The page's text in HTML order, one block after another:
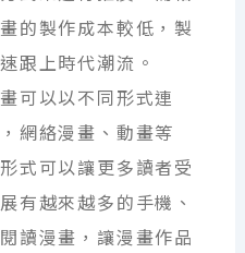
的製作成本較低，製
跟上時代潮流。
可以以不同形式連
網絡漫畫、動畫等
式可以讓更多讀者受
有越來越多的手機、
讀漫畫，讓漫畫作品